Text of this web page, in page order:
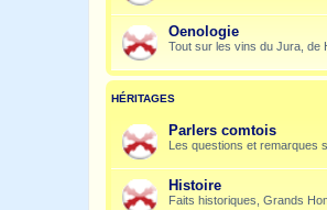
Oenologie
Tout sur les vins du Jura, de
HÉRITAGES
Parlers comtois
Les questions et remarques
Histoire
Faits historiques, Grands